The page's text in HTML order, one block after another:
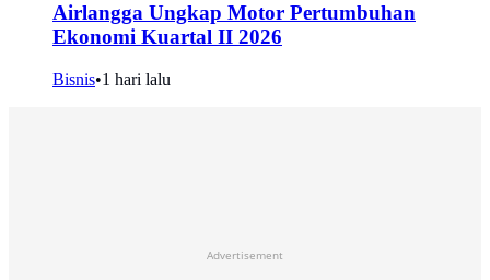
Airlangga Ungkap Motor Pertumbuhan
Ekonomi Kuartal II 2026
Bisnis•1 hari lalu
Advertisement